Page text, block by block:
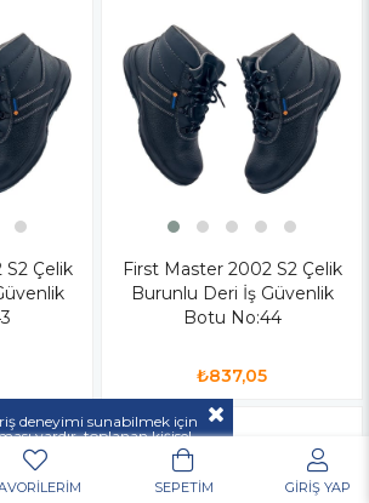
Çelik
First Master 2002 S2 Çelik
Burunlu Deri İş Güvenlik
Botu No:44
₺837,05
SEPETİM GİRİŞ YAP
deneyimi sunabilmek için
vardır, toplanan kişisel
VE GÜVENLİK
amaçlar ve yöntemlerle
kullanılacaktır.